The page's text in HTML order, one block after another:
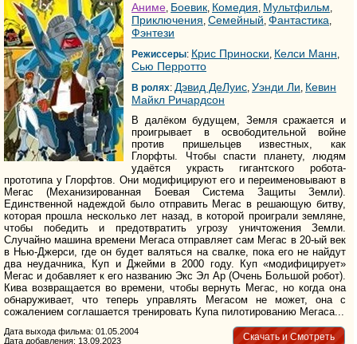
Аниме, Боевик, Комедия, Мультфильм,
Приключения, Семейный, Фантастика,
Фэнтези
Режиссеры: Крис Приноски, Келси Манн,
Сью Перротто
В ролях: Дэвид ДеЛуис, Уэнди Ли, Кевин
Майкл Ричардсон
В далёком будущем, Земля сражается и
проигрывает в освободительной войне
против пришельцев известных, как
Глорфты. Чтобы спасти планету, людям
удаётся украсть гигантского робота-
прототипа у Глорфтов. Они модифицируют его и переименовывают в
Мегас (Механизированная Боевая Система Защиты Земли).
Единственной надеждой было отправить Мегас в решающую битву,
которая прошла несколько лет назад, в которой проиграли земляне,
чтобы победить и предотвратить угрозу уничтожения Земли.
Случайно машина времени Мегаса отправляет сам Мегас в 20-ый век
в Нью-Джерси, где он будет валяться на свалке, пока его не найдут
два неудачника, Куп и Джейми в 2000 году. Куп «модифицирует»
Мегас и добавляет к его названию Экс Эл Ар (Очень Большой робот).
Кива возвращается во времени, чтобы вернуть Мегас, но когда она
обнаруживает, что теперь управлять Мегасом не может, она с
сожалением соглашается тренировать Купа пилотированию Мегаса...
Скачать и Смотреть
Дата выхода фильма: 01.05.2004
Дата добавления: 13.09.2023